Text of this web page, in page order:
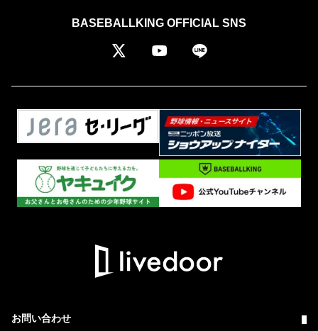
BASEBALLKING OFFICIAL SNS
お問い合わせ